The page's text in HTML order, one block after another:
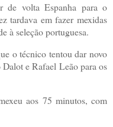
de volta Espanha para o
tardava em fazer mexidas
à seleção portuguesa.
o técnico tentou dar novo
e Rafael Leão para os
aos 75 minutos, com